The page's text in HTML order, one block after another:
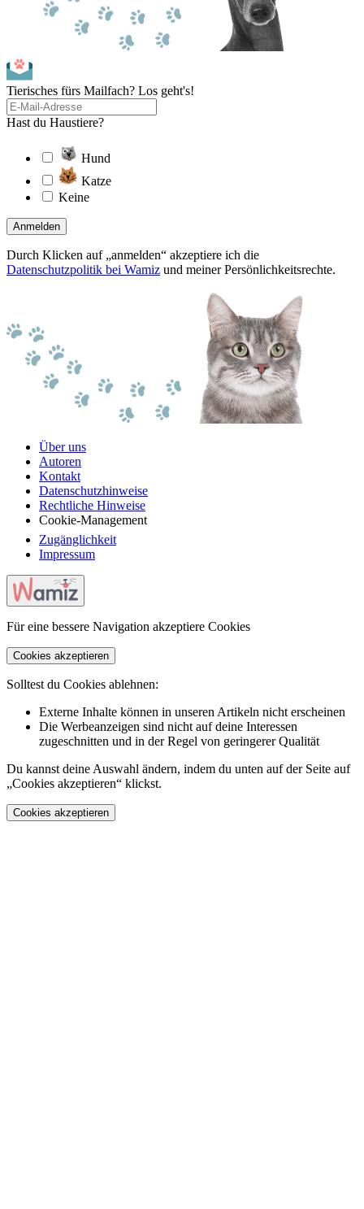
Tierisches fürs Mailfach? Los geht's!
Hast du Haustiere?
Hund
Katze
Keine
Anmelden
Durch Klicken auf „anmelden“ akzeptiere ich die
Datenschutzpolitik bei Wamiz und meiner Persönlichkeitsrechte.
Über uns
Autoren
Kontakt
Datenschutzhinweise
Rechtliche Hinweise
Cookie-Management
Zugänglichkeit
Impressum
Für eine bessere Navigation akzeptiere Cookies
Cookies akzeptieren
Solltest du Cookies ablehnen:
Externe Inhalte können in unseren Artikeln nicht erscheinen
Die Werbeanzeigen sind nicht auf deine Interessen
zugeschnitten und in der Regel von geringerer Qualität
Du kannst deine Auswahl ändern, indem du unten auf der Seite auf
„Cookies akzeptieren“ klickst.
Cookies akzeptieren